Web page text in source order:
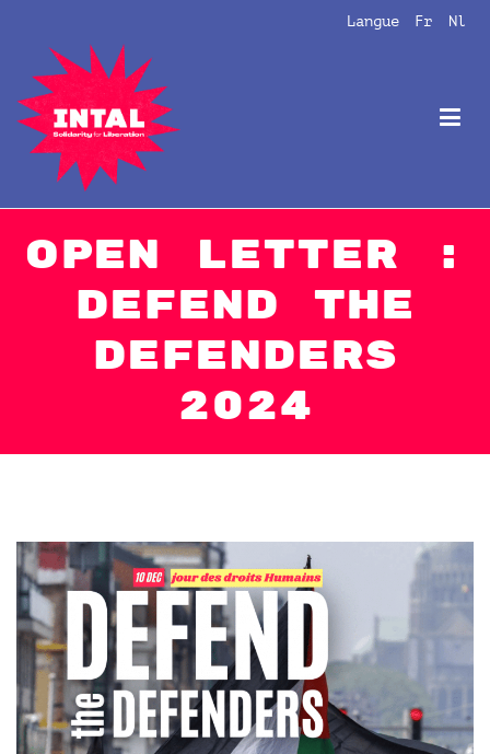
Langue Fr Nl
Intal
Globalize Solidarity!
Open Letter :
Defend the
Defenders
2024